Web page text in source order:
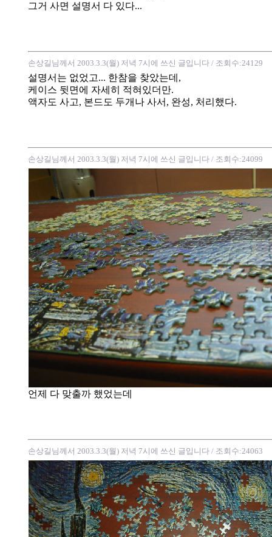
그거 사면 설명서 다 있다...
손상길님께서 2003.3.3(월) 저녁 7시에 쓰신 글입니다 / 조회수:24129
설명서는 없었고... 한참을 찾았는데,
케이스 뒷면에 자세히 적혀있더만.
액자도 사고, 본드도 두개나 사서, 완성, 처리했다.
손상길님께서 2003.3.3(월) 저녁 7시에 쓰신 글입니다 / 조회수:24099
언제 다 맞출까 했었는데
손상길님께서 2003.3.3(월) 저녁 7시에 쓰신 글입니다 / 조회수:24063